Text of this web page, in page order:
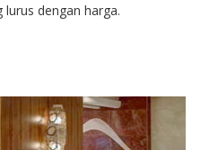
lurus dengan harga.